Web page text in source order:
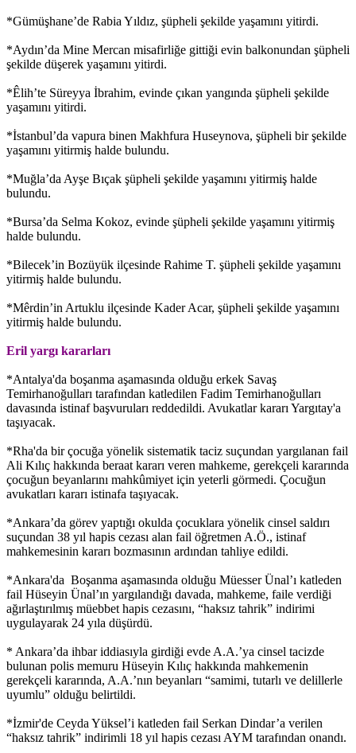
*Gümüşhane’de Rabia Yıldız, şüpheli şekilde yaşamını yitirdi.
*Aydın’da Mine Mercan misafirliğe gittiği evin balkonundan şüpheli
şekilde düşerek yaşamını yitirdi.
*Êlih’te Süreyya İbrahim, evinde çıkan yangında şüpheli şekilde
yaşamını yitirdi.
*İstanbul’da vapura binen Makhfura Huseynova, şüpheli bir şekilde
yaşamını yitirmiş halde bulundu.
*Muğla’da Ayşe Bıçak şüpheli şekilde yaşamını yitirmiş halde
bulundu.
*Bursa’da Selma Kokoz, evinde şüpheli şekilde yaşamını yitirmiş
halde bulundu.
*Bilecek’in Bozüyük ilçesinde Rahime T. şüpheli şekilde yaşamını
yitirmiş halde bulundu.
*Mêrdin’in Artuklu ilçesinde Kader Acar, şüpheli şekilde yaşamını
yitirmiş halde bulundu.
Eril yargı kararları
*Antalya'da boşanma aşamasında olduğu erkek Savaş
Temirhanoğulları tarafından katledilen Fadim Temirhanoğulları
davasında istinaf başvuruları reddedildi. Avukatlar kararı Yargıtay'a
taşıyacak.
*Rha'da bir çocuğa yönelik sistematik taciz suçundan yargılanan fail
Ali Kılıç hakkında beraat kararı veren mahkeme, gerekçeli kararında
çocuğun beyanlarını mahkûmiyet için yeterli görmedi. Çocuğun
avukatları kararı istinafa taşıyacak.
*Ankara’da görev yaptığı okulda çocuklara yönelik cinsel saldırı
suçundan 38 yıl hapis cezası alan fail öğretmen A.Ö., istinaf
mahkemesinin kararı bozmasının ardından tahliye edildi.
*Ankara'da Boşanma aşamasında olduğu Müesser Ünal’ı katleden
fail Hüseyin Ünal’ın yargılandığı davada, mahkeme, faile verdiği
ağırlaştırılmış müebbet hapis cezasını, “haksız tahrik” indirimi
uygulayarak 24 yıla düşürdü.
* Ankara’da ihbar iddiasıyla girdiği evde A.A.’ya cinsel tacizde
bulunan polis memuru Hüseyin Kılıç hakkında mahkemenin
gerekçeli kararında, A.A.’nın beyanları “samimi, tutarlı ve delillerle
uyumlu” olduğu belirtildi.
*İzmir'de Ceyda Yüksel’i katleden fail Serkan Dindar’a verilen
“haksız tahrik” indirimli 18 yıl hapis cezası AYM tarafından onandı.